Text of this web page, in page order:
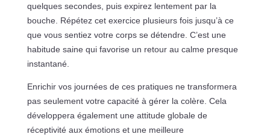
quelques secondes, puis expirez lentement par la
bouche. Répétez cet exercice plusieurs fois jusqu’à ce
que vous sentiez votre corps se détendre. C’est une
habitude saine qui favorise un retour au calme presque
instantané.
Enrichir vos journées de ces pratiques ne transformera
pas seulement votre capacité à gérer la colère. Cela
développera également une attitude globale de
réceptivité aux émotions et une meilleure